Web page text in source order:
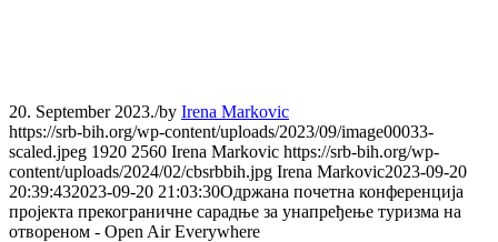
20. September 2023./by Irena Markovic
https://srb-bih.org/wp-content/uploads/2023/09/image00033-
scaled.jpeg 1920 2560 Irena Markovic https://srb-bih.org/wp-
content/uploads/2024/02/cbsrbbih.jpg Irena Markovic2023-09-20
20:39:432023-09-20 21:03:30Одржана почетна конференција
пројекта прекограничне сарадње за унапређење туризма на
отвореном - Open Air Everywhere